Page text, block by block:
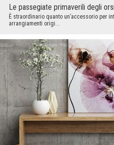
Le passegiate primaverili degli
È straordinario quanto un’accessorio per
arrangiamenti origi...